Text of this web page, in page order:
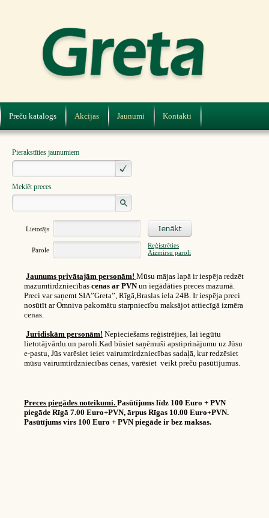
Preču katalogs Akcijas Jaunumi Kontakti
Pierakstīties jaunumiem
Meklēt preces
Lietotājs
Parole
Reģistrēties
Aizmirsu paroli
Jaunums privātajām personām! Mūsu mājas lapā ir iespēja redzēt
mazumtirdzniecības cenas ar PVNun iegādāties preces mazumā.
Preci var saņemt SIA”Greta”, Rīgā,Braslas iela 24B. Ir iespēja preci
nosūtīt ar Omniva pakomātu starpniecību maksājot attiecīgā izmēra
cenas.
Juridiskām personām! Nepieciešams reģistrējies, lai iegūtu
lietotājvārdu un paroli.Kad būsiet saņēmuši apstiprinājumu uz Jūsu
e-pastu, Jūs varēsiet ieiet vairumtirdzniecības sadaļā, kur redzēsiet
mūsu vairumtirdzniecības cenas, varēsiet veikt preču pasūtījumus.
Preces piegādes noteikumi. Pasūtījums līdz 100 Euro + PVN
piegāde Rīgā 7.00 Euro+PVN, ārpus Rīgas 10.00 Euro+PVN.
Pasūtījums virs 100 Euro + PVN piegāde ir bez maksas.